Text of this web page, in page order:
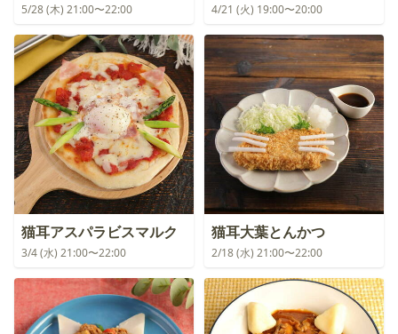
5/28 (木) 21:00〜22:00 4/21 (火) 19:00〜20:00
猫耳アスパラビスマルク
3/4 (水) 21:00〜22:00
猫耳大葉とんかつ
2/18 (水) 21:00〜22:00